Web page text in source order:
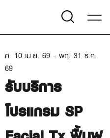
ศ. 10 เม.ย. 69 - พฤ. 31 ธ.ค.
69
รับบริการ
โปรแกรม SP